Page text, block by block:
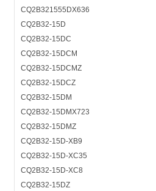
CQ2B321555DX636
CQ2B32-15D
CQ2B32-15DC
CQ2B32-15DCM
CQ2B32-15DCMZ
CQ2B32-15DCZ
CQ2B32-15DM
CQ2B32-15DMX723
CQ2B32-15DMZ
CQ2B32-15D-XB9
CQ2B32-15D-XC35
CQ2B32-15D-XC8
CQ2B32-15DZ